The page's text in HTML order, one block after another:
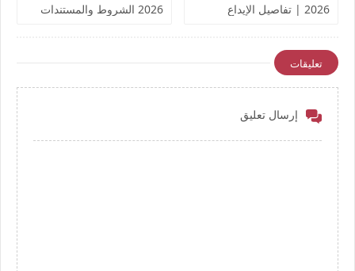
2026 | تفاصيل الإيداع
2026 الشروط والمستندات
تعليقات
إرسال تعليق